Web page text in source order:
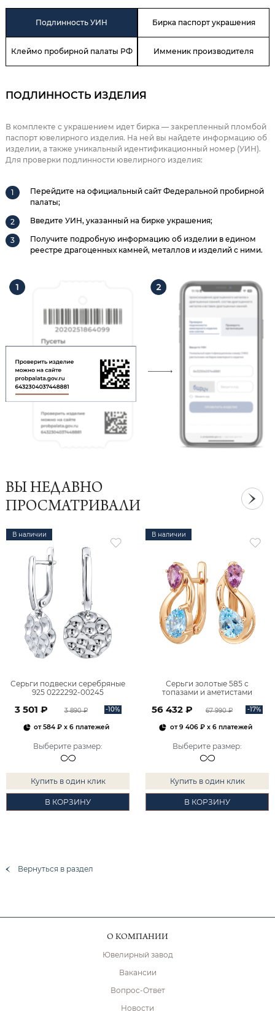
Подлинность УИН Бирка паспорт украшения
Клеймо пробирной палаты РФ Имменик производителя
ПОДЛИННОСТЬ ИЗДЕЛИЯ
В комплекте с украшением идет бирка — закрепленный пломбой
паспорт ювелирного изделия. На ней вы найдете информацию об
изделии, а также уникальный идентификационный номер (УИН).
Для проверки подлинности ювелирного изделия:
Перейдите на официальный сайт Федеральной пробирной
палаты;
Введите УИН, указанный на бирке украшения;
Получите подробную информацию об изделии в едином
реестре драгоценных камней, металлов и изделий с ними.
ВЫ НЕДАВНО
ПРОСМАТРИВАЛИ
В наличии
Серьги подвески серебряные
925 0222292-00245
3 501 ₽ 3 890 ₽ -10%
от584 ₽ x 6 платежей
Выберите размер:
Купить в один клик
В КОРЗИНУ
В наличии
Серьги золотые 585 с
топазами и аметистами
56 432 ₽ 67 990 ₽ -17%
от9 406 ₽x 6 платежей
Выберите размер:
Купить в один клик
В КОРЗИНУ
Вернуться в раздел
О КОМПАНИИ
Ювелирный завод
Вакансии
Вопрос-Ответ
Новости